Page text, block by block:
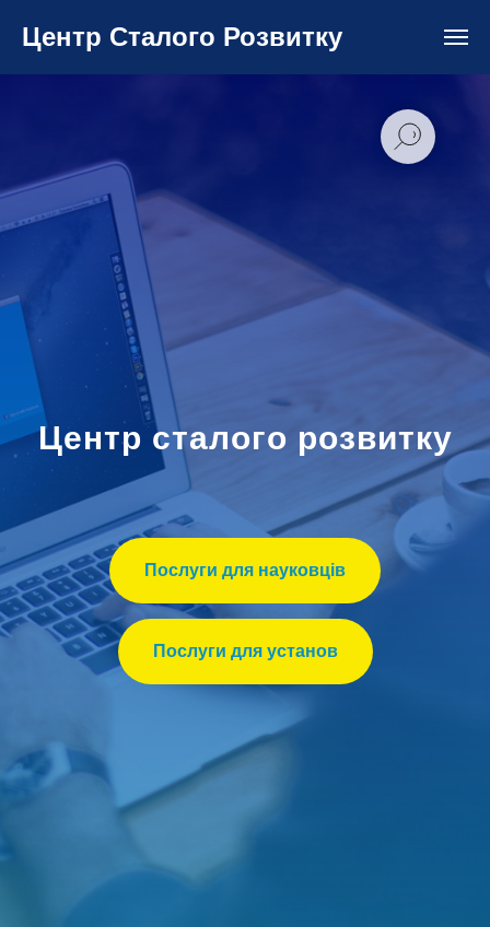
Центр Сталого Розвитку
Центр сталого розвитку
Послуги для науковців
Послуги для установ